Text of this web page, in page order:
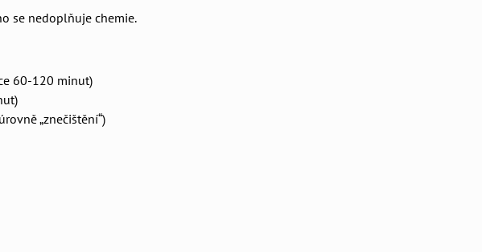
se nedoplňuje chemie.
60-120 minut)
„znečištění“)